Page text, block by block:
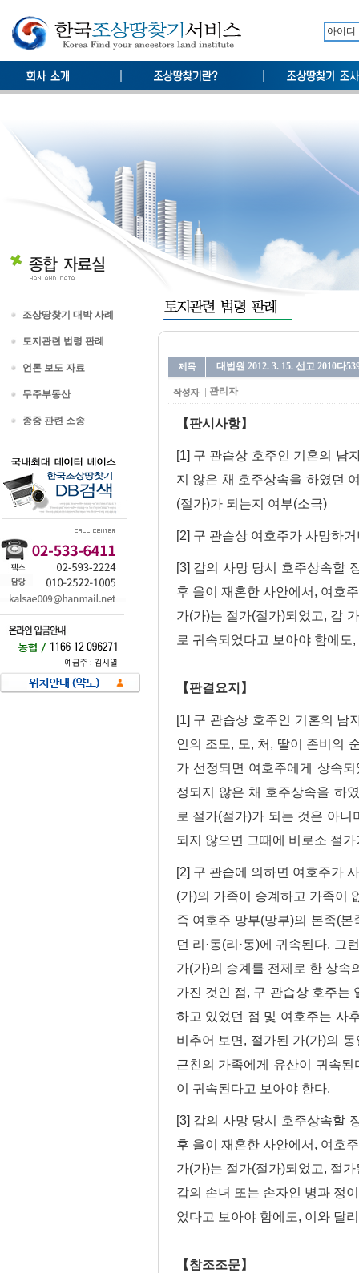
조상땅찾기 대박 사례
토지관련 법령 판례
언론 보도 자료
무주부동산
종중 관련 소송
대법원 2012. 3. 15. 선고 2010다
관리자
【판시사항】
[1] 구 관습상 호주인 기혼의 남
지 않은 채 호주상속을 하였던
(절가)가 되는지 여부(소극)
[2] 구 관습상 여호주가 사망하
[3] 갑의 사망 당시 호주상속할
후 을이 재혼한 사안에서, 여호
가(가)는 절가(절가)되었고, 갑
로 귀속되었다고 보아야 함에
【판결요지】
[1] 구 관습상 호주인 기혼의 남
인의 조모, 모, 처, 딸이 존비의
가 선정되면 여호주에게 상속
정되지 않은 채 호주상속을 하
로 절가(절가)가 되는 것은 아
되지 않으면 그때에 비로소 절가
[2] 구 관습에 의하면 여호주가
(가)의 가족이 승계하고 가족이
즉 여호주 망부(망부)의 본족(
던 리·동(리·동)에 귀속된다.
가(가)의 승계를 전제로 한 상속
가진 것인 점, 구 관습상 호주는
하고 있었던 점 및 여호주는 사
비추어 보면, 절가된 가(가)의
근친의 가족에게 유산이 귀속
이 귀속된다고 보아야 한다.
[3] 갑의 사망 당시 호주상속할
후 을이 재혼한 사안에서, 여호
가(가)는 절가(절가)되었고, 절
갑의 손녀 또는 손자인 병과 정
었다고 보아야 함에도, 이와 달
【참조조문】